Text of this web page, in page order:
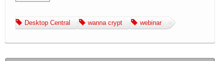
Desktop Central wanna crypt webinar